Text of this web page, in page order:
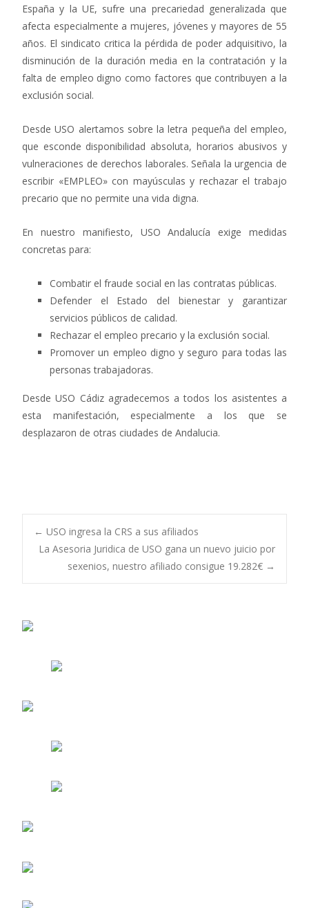
España y la UE, sufre una precariedad generalizada que
afecta especialmente a mujeres, jóvenes y mayores de 55
años. El sindicato critica la pérdida de poder adquisitivo, la
disminución de la duración media en la contratación y la
falta de empleo digno como factores que contribuyen a la
exclusión social.
Desde USO alertamos sobre la letra pequeña del empleo,
que esconde disponibilidad absoluta, horarios abusivos y
vulneraciones de derechos laborales. Señala la urgencia de
escribir «EMPLEO» con mayúsculas y rechazar el trabajo
precario que no permite una vida digna.
En nuestro manifiesto, USO Andalucía exige medidas
concretas para:
Combatir el fraude social en las contratas públicas.
Defender el Estado del bienestar y garantizar
servicios públicos de calidad.
Rechazar el empleo precario y la exclusión social.
Promover un empleo digno y seguro para todas las
personas trabajadoras.
Desde USO Cádiz agradecemos a todos los asistentes a
esta manifestación, especialmente a los que se
desplazaron de otras ciudades de Andalucia.
Navegación
de
← USO ingresa la CRS a sus afiliados
La Asesoria Juridica de USO gana un nuevo juicio por
sexenios, nuestro afiliado consigue 19.282€ →